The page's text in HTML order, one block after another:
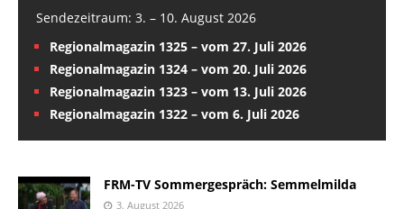
Sendezeitraum: 3. – 10. August 2026
Regionalmagazin 1325 – vom 27. Juli 2026
Regionalmagazin 1324 – vom 20. Juli 2026
Regionalmagazin 1323 – vom 13. Juli 2026
Regionalmagazin 1322 – vom 6. Juli 2026
FRM-TV Sommergespräch: Semmelmilda
3. August 2026